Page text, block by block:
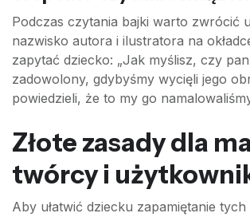
Podczas czytania bajki warto zwrócić
nazwisko autora i ilustratora na
zapytać dziecko: „Jak myślisz, czy
zadowolony, gdybyśmy wycięli jego
powiedzieli, że to my go
Złote zasady dla
twórcy i
Aby ułatwić dziecku zapamiętanie